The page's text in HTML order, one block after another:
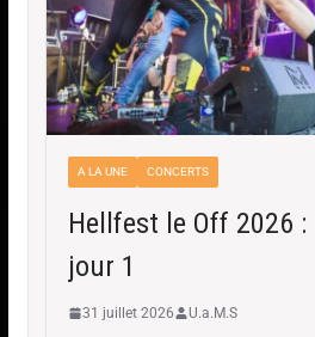
A LA UNE CONCERTS
Hellfest le Off 2026
jour 1
31 juillet 2026 U.a.M.S